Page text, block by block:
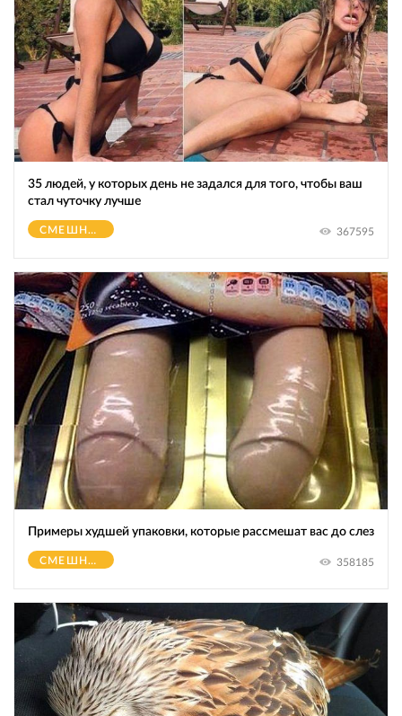
35 людей, у которых день не задался для того, чтобы ваш
стал чуточку лучше
СМЕШНОЕ 367595
Примеры худшей упаковки, которые рассмешат вас до слез
СМЕШНОЕ 358185